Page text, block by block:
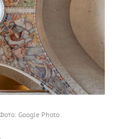
Google Photo